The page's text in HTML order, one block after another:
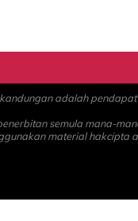
kandungan adalah
semula mana-
material hakcipta